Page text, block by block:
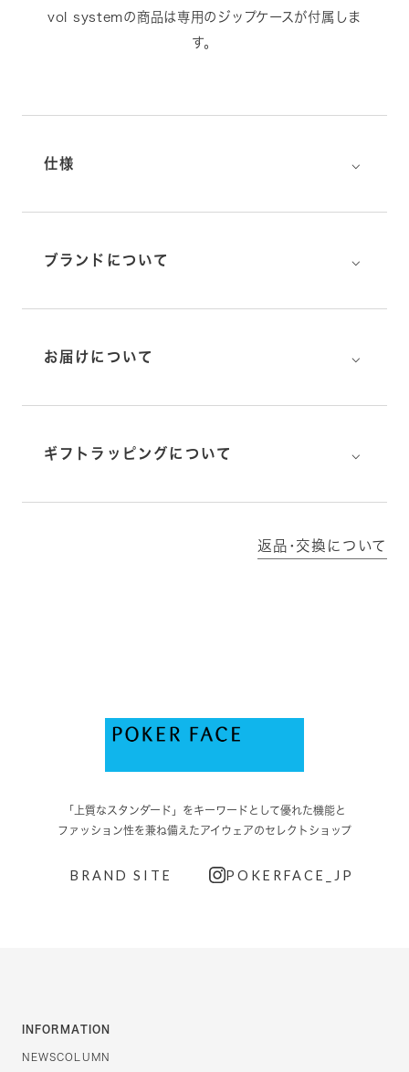
vol systemの商品は専用のジップケースが付属しま
す。
仕様 ⌵
ブランドについて ⌵
お届けについて ⌵
ギフトラッピングについて ⌵
返品･交換について
「上質なスタンダード」をキーワードとして優れた機能と
ファッション性を兼ね備えたアイウェアのセレクトショップ
BRAND SITE POKERFACE_JP
INFORMATION
NEWSCOLUMN